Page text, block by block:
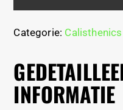
Categorie: Calisthenics
INFORMATIE